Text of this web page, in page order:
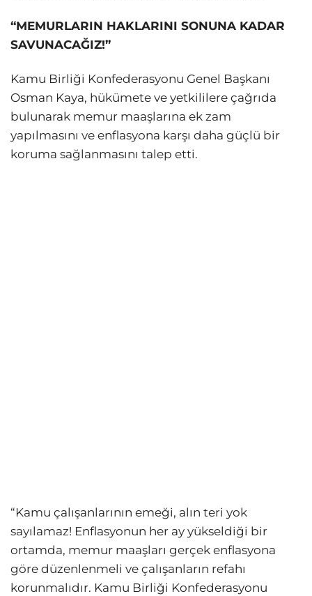
“MEMURLARIN HAKLARINI SONUNA KADAR
SAVUNACAĞIZ!”
Kamu Birliği Konfederasyonu Genel Başkanı
Osman Kaya, hükümete ve yetkililere çağrıda
bulunarak memur maaşlarına ek zam
yapılmasını ve enflasyona karşı daha güçlü bir
koruma sağlanmasını talep etti.
“Kamu çalışanlarının emeği, alın teri yok
sayılamaz! Enflasyonun her ay yükseldiği bir
ortamda, memur maaşları gerçek enflasyona
göre düzenlenmeli ve çalışanların refahı
korunmalıdır. Kamu Birliği Konfederasyonu